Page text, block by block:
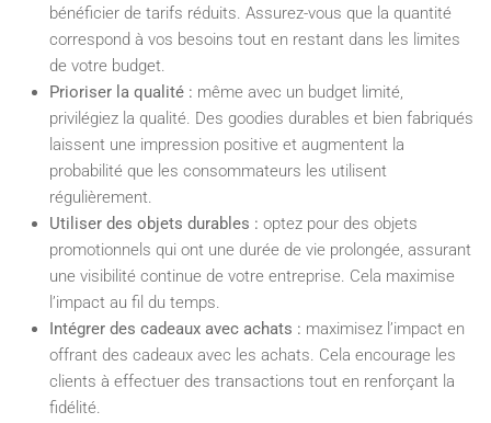
bénéficier de tarifs réduits. Assurez-vous que la quantité
correspond à vos besoins tout en restant dans les limites
de votre budget.
Prioriser la qualité : même avec un budget limité,
privilégiez la qualité. Des goodies durables et bien fabriqués
laissent une impression positive et augmentent la
probabilité que les consommateurs les utilisent
régulièrement.
Utiliser des objets durables : optez pour des objets
promotionnels qui ont une durée de vie prolongée, assurant
une visibilité continue de votre entreprise. Cela maximise
l’impact au fil du temps.
Intégrer des cadeaux avec achats : maximisez l’impact en
offrant des cadeaux avec les achats. Cela encourage les
clients à effectuer des transactions tout en renforçant la
fidélité.